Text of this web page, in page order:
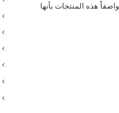
هذه المنتجات بأنها